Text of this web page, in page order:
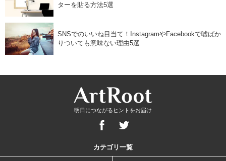
ターを貼る方法5選
SNSでのいいね目当て！InstagramやFacebookで嘘ばか
りついても意味ない理由5選
明日につながるヒントをお届け
カテゴリ一覧